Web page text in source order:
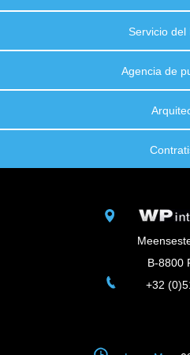
Servicio del
Agencia de
B-8800
+32